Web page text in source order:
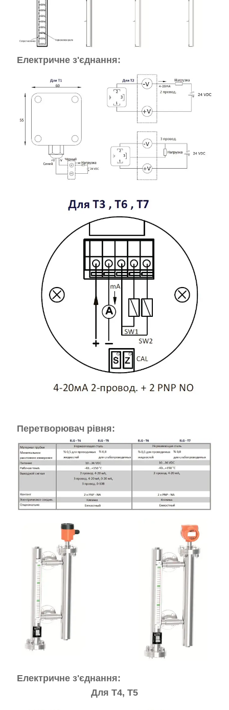
Електричне з'єднання:
Перетворювач рівня:
Електричне з'єднання:
Для Т4, Т5